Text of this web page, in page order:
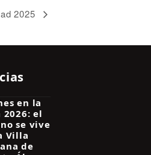
2025
en la
el
se vive
Villa
de